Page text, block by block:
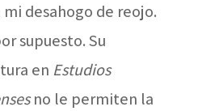
mi desahogo de reojo.
supuesto. Su
en Estudios
no le permiten la